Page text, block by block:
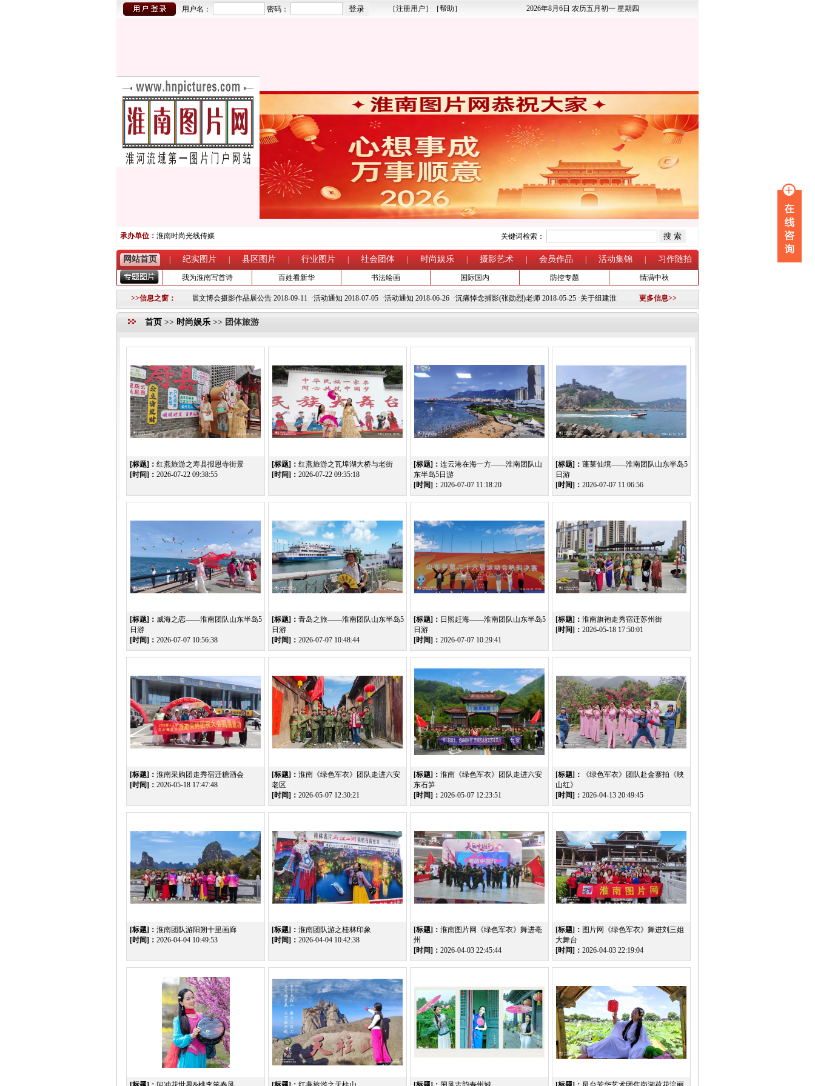
用户名： 密码： ［注册用户 ］［帮助 ］ 2026年8月6日 农历五月初一 星期四
承办单位： 淮南时尚光线传媒 关键词检索：
网站首页 纪实图片 县区图片 行业图片 社会团体 时尚娱乐 摄影艺术 会员作品 活动集锦 习作随拍
我为淮南写首诗 百姓看新华 书法绘画 国际国内 防控专题 情满中秋
>>信息之窗：
2018-10-11 ·淮南市第三届文博会摄影作品展公告2018-09-11 ·活动通知2018-07-05 ·活动通知2018-06-26 ·沉痛悼念捕影(张勋烈)老师2018-05-25·关于组建淮南图片网模特队的公告2018-10-12 ·
更多信息>>
首页 >> 时尚娱乐 >> 团体旅游
[标题]： 红燕旅游之寿县报恩寺街景
[时间]： 2026-07-22 09:38:55
[标题]： 红燕旅游之瓦埠湖大桥与老街
[时间]： 2026-07-22 09:35:18
[标题]： 连云港在海一方——淮南团队山
东半岛5日游
[时间]： 2026-07-07 11:18:20
[标题]： 蓬莱仙境——淮南团队山东半岛5
日游
[时间]： 2026-07-07 11:06:56
[标题]： 威海之恋——淮南团队山东半岛5
日游
[时间]： 2026-07-07 10:56:38
[标题]： 青岛之旅——淮南团队山东半岛5
日游
[时间]： 2026-07-07 10:48:44
[标题]： 日照赶海——淮南团队山东半岛5
日游
[时间]： 2026-07-07 10:29:41
[标题]： 淮南旗袍走秀宿迁苏州街
[时间]： 2026-05-18 17:50:01
[标题]： 淮南采购团走秀宿迁糖酒会
[时间]： 2026-05-18 17:47:48
[标题]： 淮南《绿色军衣》团队走进六安
老区
[时间]： 2026-05-07 12:30:21
[标题]： 淮南《绿色军衣》团队走进六安
东石笋
[时间]： 2026-05-07 12:23:51
[标题]：
《绿色军衣》团队赴金寨拍《映
山红》
[时间]： 2026-04-13 20:49:45
[标题]： 淮南团队游阳朔十里画廊
[时间]： 2026-04-04 10:49:53
[标题]： 淮南团队游之桂林印象
[时间]： 2026-04-04 10:42:38
[标题]： 淮南图片网《绿色军衣》舞进亳
州
[时间]： 2026-04-03 22:45:44
[标题]： 图片网《绿色军衣》舞进刘三姐
大舞台
[时间]： 2026-04-03 22:19:04